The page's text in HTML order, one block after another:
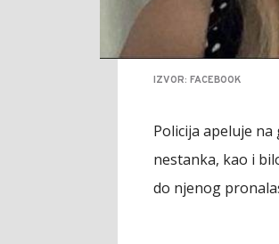
IZVOR: FACEBOOK
Policija apeluje
nestanka, kao i
do njenog